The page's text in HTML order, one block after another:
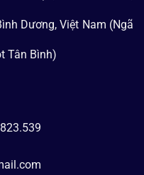
Dương, Việt Nam (Ngã
Tân Bình)